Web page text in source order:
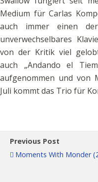
Medium für Carlas
auch immer einen
unverwechselbares
von der Kritik viel
auch „Andando el
aufgenommen und von
Juli kommt das Trio für
Previous Post
Moments With Monder